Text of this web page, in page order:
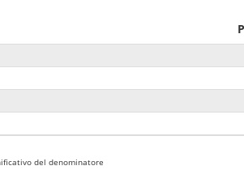
del denominatore